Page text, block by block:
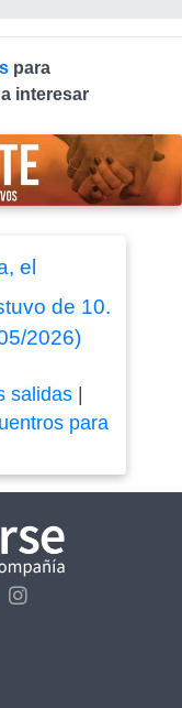
para
interesar
el
de 10.
2026)
salidas|
para